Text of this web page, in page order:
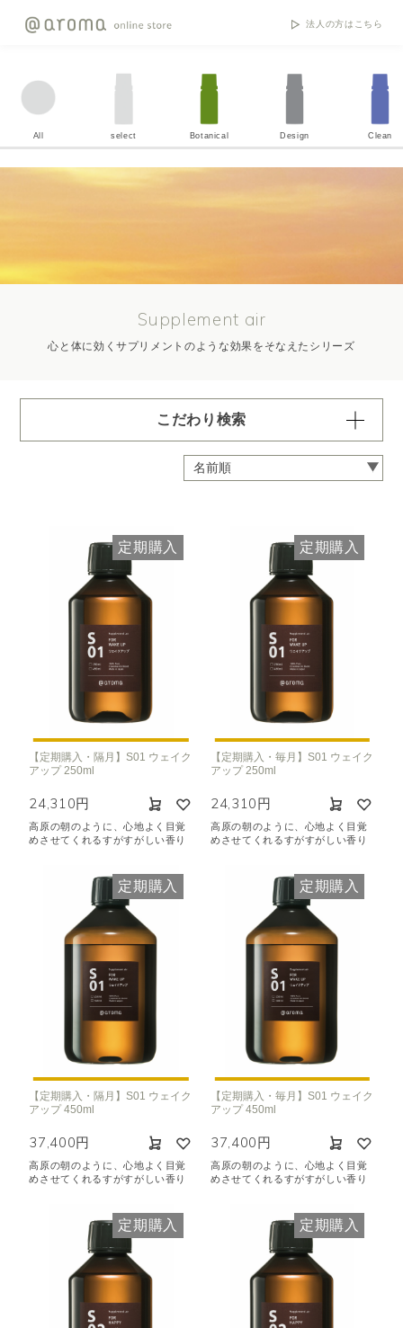
法人の方はこちら
All select Botanical Design Clean
Supplement air
心と体に効くサプリメントのような効果をそなえたシリーズ
こだわり検索
容量・用途で絞り込む ※一つお選びください
定期 業務用オイル250ml
定期 業務用オイル450ml
頻度で絞り込む
毎月お届け 3か月に1度
定期購入
【定期購入・隔月】S01 ウェイク
アップ 250ml
24,310円
高原の朝のように、心地よく目覚
めさせてくれるすがすがしい香り
定期購入
【定期購入・毎月】S01 ウェイク
アップ 250ml
24,310円
高原の朝のように、心地よく目覚
めさせてくれるすがすがしい香り
定期購入
【定期購入・隔月】S01 ウェイク
アップ 450ml
37,400円
高原の朝のように、心地よく目覚
めさせてくれるすがすがしい香り
定期購入
【定期購入・毎月】S01 ウェイク
アップ 450ml
37,400円
高原の朝のように、心地よく目覚
めさせてくれるすがすがしい香り
定期購入 定期購入